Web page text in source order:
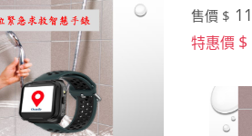
售價 $
特惠價 $